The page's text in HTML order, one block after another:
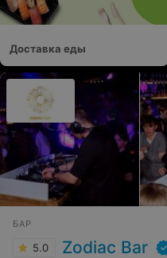
Доставка еды
БАР
5.0 Zodiac Bar